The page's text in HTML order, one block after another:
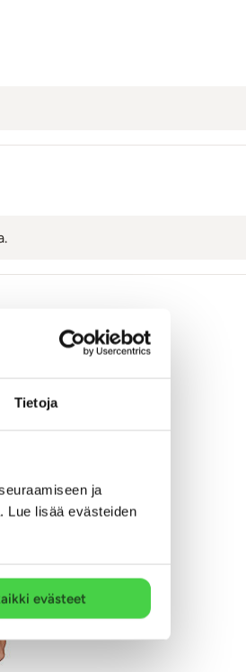
Tietoja
ja
Lue lisää evästeiden
evästeet